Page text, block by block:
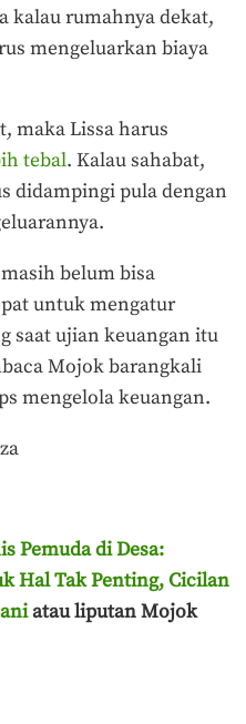
kalau rumahnya dekat,
mengeluarkan biaya
maka Lissa harus
tebal. Kalau sahabat,
didampingi pula dengan
belum bisa
untuk mengatur
saat ujian keuangan itu
Mojok barangkali
mengelola keuangan.
Pemuda di Desa:
Hal Tak Penting, Cicilan
atau liputan Mojok